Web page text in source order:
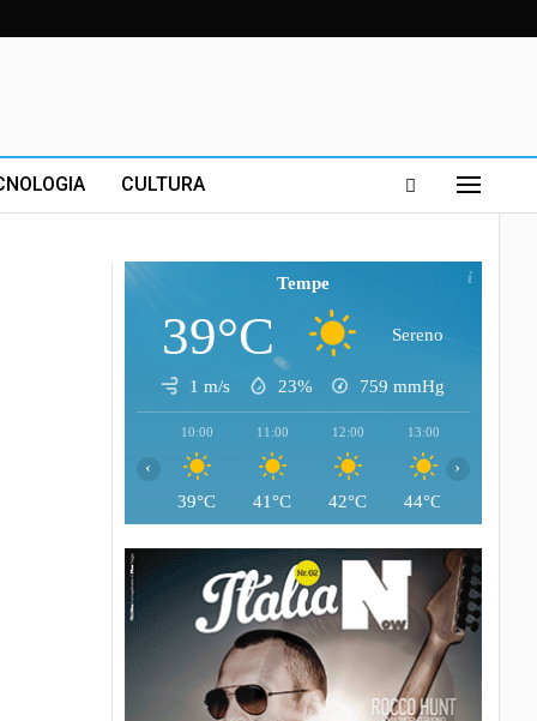
CULTURA
Tempe
39°C Sereno
1 m/s 23% 759 mmHg
10:00
39°C
11:00
41°C
12:00
42°C
13:00
44°C
‹ ›